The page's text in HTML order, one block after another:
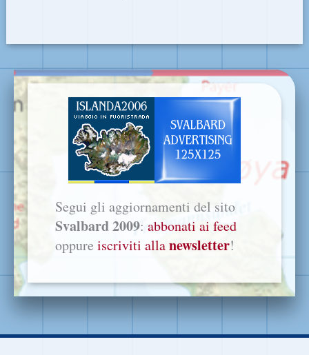
Segui gli aggiornamenti del sito
Svalbard 2009: abbonati ai feed
oppure iscriviti allanewsletter!